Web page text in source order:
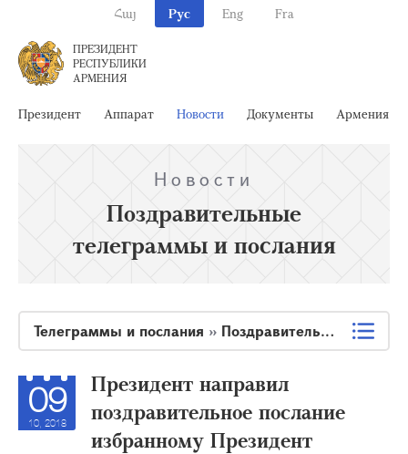
Հայ Рус Eng Fra
ПРЕЗИДЕНТ
РЕСПУБЛИКИ
АРМЕНИЯ
Президент Аппарат Новости Документы Армения
Новости
Поздравительные
телеграммы и послания
Телеграммы и послания » Поздравительные телеграммы и послания
09
10, 2018
Президент направил
поздравительное послание
избранному Президент